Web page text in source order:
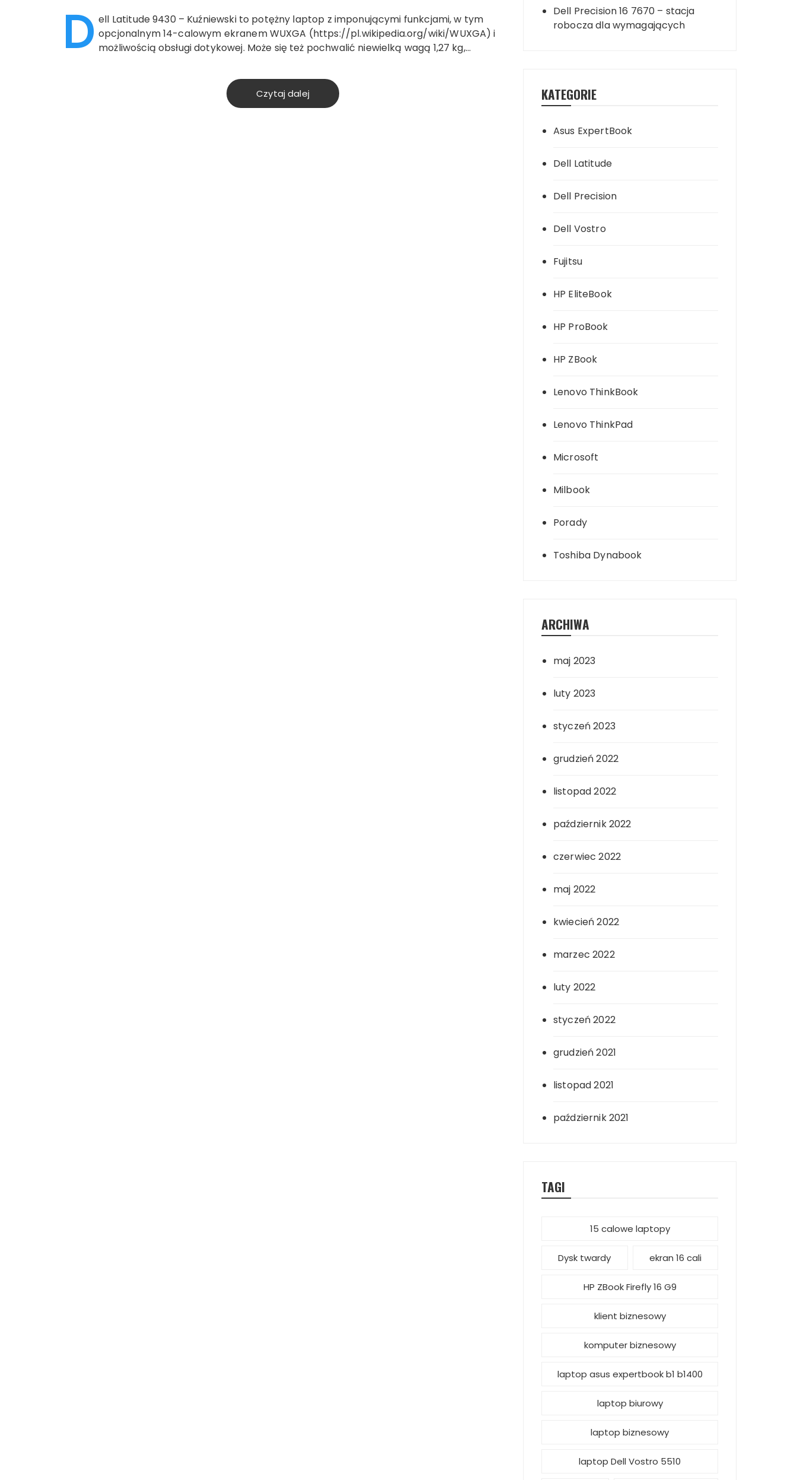
D ell Latitude 9430 – Kuźniewski to potężny laptop z imponującymi funkcjami, w tym
opcjonalnym 14-calowym ekranem WUXGA (https://pl.wikipedia.org/wiki/WUXGA) i
możliwością obsługi dotykowej. Może się też pochwalić niewielką wagą 1,27 kg,…
Czytaj dalej
Dell Precision 16 7670 – stacja
robocza dla wymagających
KATEGORIE
Asus ExpertBook
Dell Latitude
Dell Precision
Dell Vostro
Fujitsu
HP EliteBook
HP ProBook
HP ZBook
Lenovo ThinkBook
Lenovo ThinkPad
Microsoft
Milbook
Porady
Toshiba Dynabook
ARCHIWA
maj 2023
luty 2023
styczeń 2023
grudzień 2022
listopad 2022
październik 2022
czerwiec 2022
maj 2022
kwiecień 2022
marzec 2022
luty 2022
styczeń 2022
grudzień 2021
listopad 2021
październik 2021
TAGI
15 calowe laptopy
Dysk twardy ekran 16 cali
HP ZBook Firefly 16 G9
klient biznesowy
komputer biznesowy
laptop asus expertbook b1 b1400
laptop biurowy
laptop biznesowy
laptop Dell Vostro 5510